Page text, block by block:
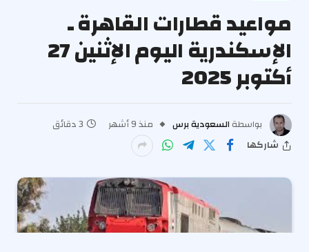
مواعيد قطارات القاهرة ـ
الإسكندرية اليوم الإثنين 27
أكتوبر 2025
بواسطة السعودية برس منذ 9 أشهر
3 دقائق
شاركها